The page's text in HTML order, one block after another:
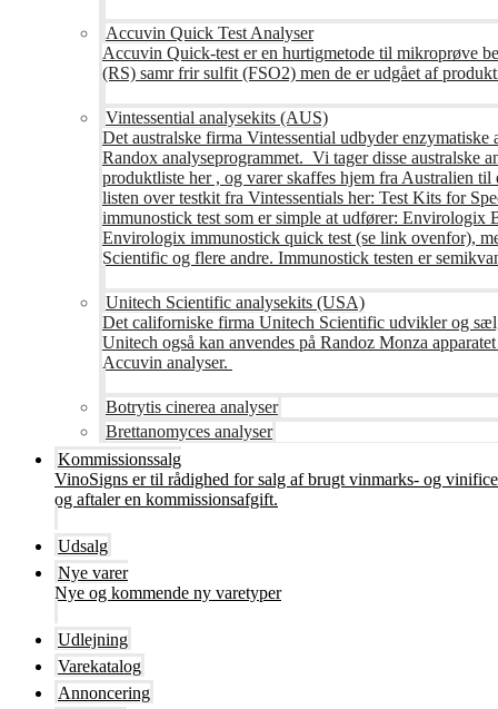
Accuvin Quick Test Analyser
Accuvin Quick-test er en hurtigmetode til mikroprøve
(RS) samr frir sulfit (FSO2) men de er udgået af
Vintessential analysekits (AUS)
Det australske firma Vintessential udbyder
Randox analyseprogrammet. Vi tager disse australske
produktliste her , og varer skaffes hjem fra Australien
listen over testkit fra Vintessentials her: Test Kits for
immunostick test som er simple at udfører: Envirologix
Envirologix immunostick quick test (se link ovenfor),
Scientific og flere andre. Immunostick testen er
Unitech Scientific analysekits (USA)
Det californiske firma Unitech Scientific udvikler og
Unitech også kan anvendes på Randoz Monza
Accuvin analyser.
Botrytis cinerea analyser
Brettanomyces analyser
Kommissionssalg
VinoSigns er til rådighed for salg af brugt vinmarks- og
og aftaler en kommissionsafgift.
Udsalg
Nye varer
Nye og kommende ny varetyper
Udlejning
Varekatalog
Annoncering